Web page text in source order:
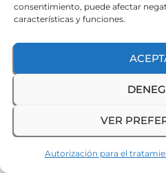
consentimiento, puede afectar
características y funciones.
VER
Autorización para el
Gorra Outdoor Cap America